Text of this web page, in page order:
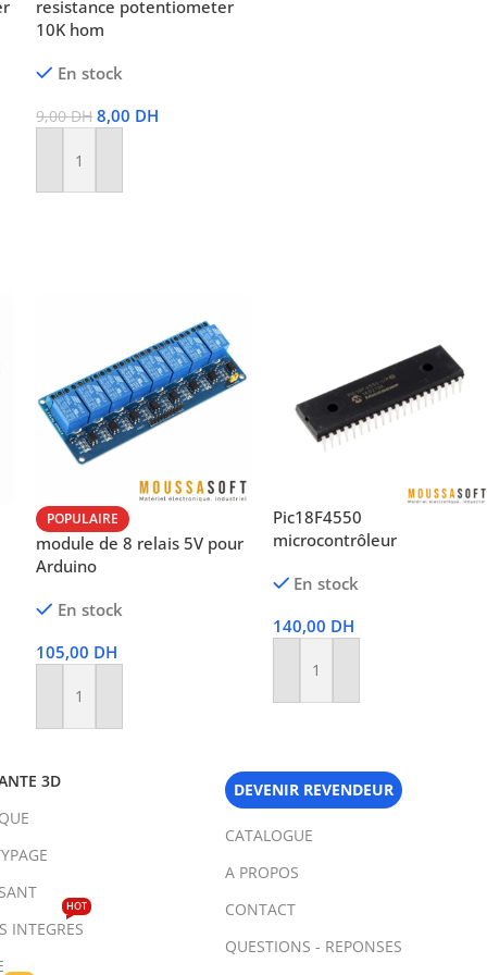
resistance potentiometer
10K hom
En stock
9,00DH 8,00 DH
Ajouter Au Panier
POPULAIRE
module de 8 relais 5V pour
Arduino
En stock
105,00 DH
Ajouter Au Panier
Pic18F4550
microcontrôleur
En stock
140,00 DH
Ajouter Au Panier
3D
INTEGRES
HOT
DEVENIR REVENDEUR
CATALOGUE
A PROPOS
CONTACT
QUESTIONS - REPONSES